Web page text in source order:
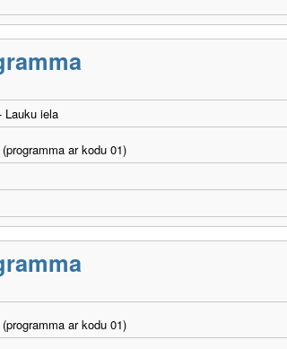
Lauku iela
ar kodu 01)
ar kodu 01)